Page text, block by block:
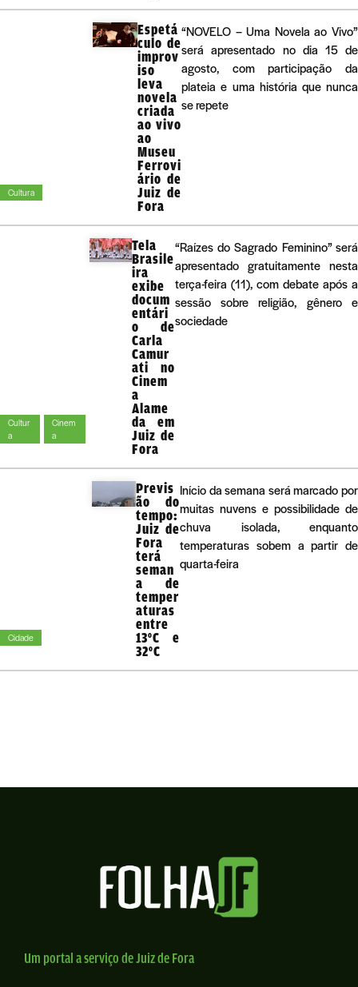
Cultura
Espetá
culo de
improv
iso
leva
novela
criada
ao vivo
ao
Museu
Ferrovi
ário de
Juiz de
Fora
“NOVELO – Uma Novela ao Vivo”
será apresentado no dia 15 de
agosto, com participação da
plateia e uma história que nunca
se repete
Cultur
a
Cinem
a
Tela
Brasile
ira
exibe
docum
entári
o de
Carla
Camur
ati no
Cinem
a
Alame
da em
Juiz de
Fora
“Raízes do Sagrado Feminino” será
apresentado gratuitamente nesta
terça-feira (11), com debate após a
sessão sobre religião, gênero e
sociedade
Cidade
Previs
ão do
tempo:
Juiz de
Fora
terá
seman
a de
temper
aturas
entre
13°C e
32°C
Início da semana será marcado por
muitas nuvens e possibilidade de
chuva isolada, enquanto
temperaturas sobem a partir de
quarta-feira
Um portal a serviço de Juiz de Fora